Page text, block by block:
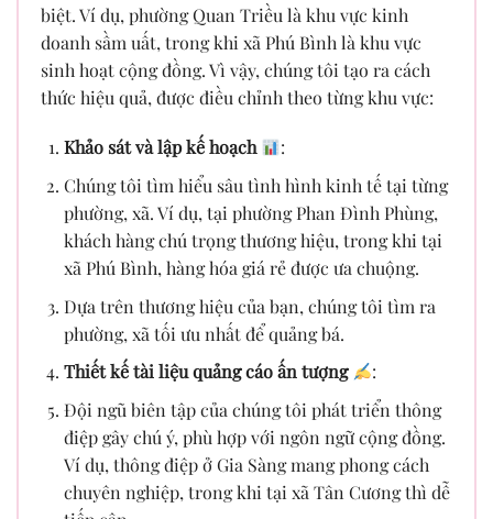
biệt. Ví dụ, phường Quan Triều là khu vực kinh
doanh sầm uất, trong khi xã Phú Bình là khu vực
sinh hoạt cộng đồng. Vì vậy, chúng tôi tạo ra cách
thức hiệu quả, được điều chỉnh theo từng khu vực:
Khảo sát và lập kế hoạch
:
Chúng tôi tìm hiểu sâu tình hình kinh tế tại từng
phường, xã. Ví dụ, tại phường Phan Đình Phùng,
khách hàng chú trọng thương hiệu, trong khi tại
xã Phú Bình, hàng hóa giá rẻ được ưa chuộng.
Dựa trên thương hiệu của bạn, chúng tôi tìm ra
phường, xã tối ưu nhất để quảng bá.
Thiết kế tài liệu quảng cáo ấn tượng
:
Đội ngũ biên tập của chúng tôi phát triển thông
điệp gây chú ý, phù hợp với ngôn ngữ cộng đồng.
Ví dụ, thông điệp ở Gia Sàng mang phong cách
chuyên nghiệp, trong khi tại xã Tân Cương thì dễ